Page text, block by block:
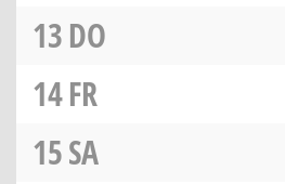
13DO
14FR
15SA